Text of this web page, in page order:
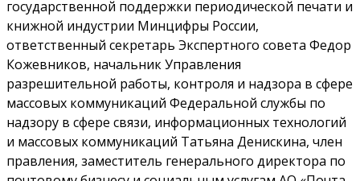
государственной поддержки периодической печати и
книжной индустрии Минцифры России,
ответственный секретарь Экспертного совета Федор
Кожевников, начальник Управления
разрешительной работы, контроля и надзора в сфере
массовых коммуникаций Федеральной службы по
надзору в сфере связи, информационных технологий
и массовых коммуникаций Татьяна Денискина, член
правления, заместитель генерального директора по